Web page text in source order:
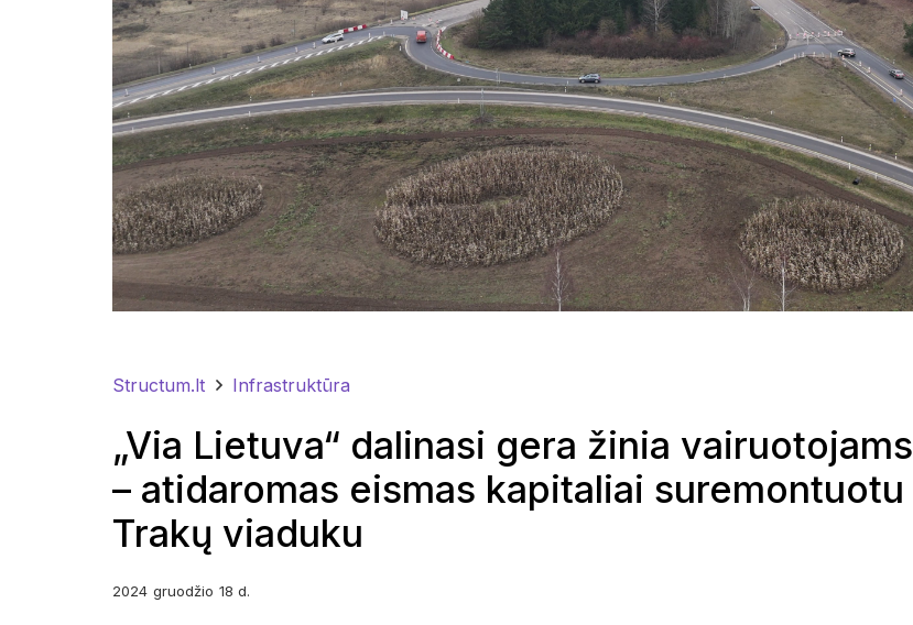
Structum.lt Infrastruktūra
„Via Lietuva“ dalinasi gera žinia vairuotojams
– atidaromas eismas kapitaliai suremontuotu
Trakų viaduku
2024 gruodžio 18 d.